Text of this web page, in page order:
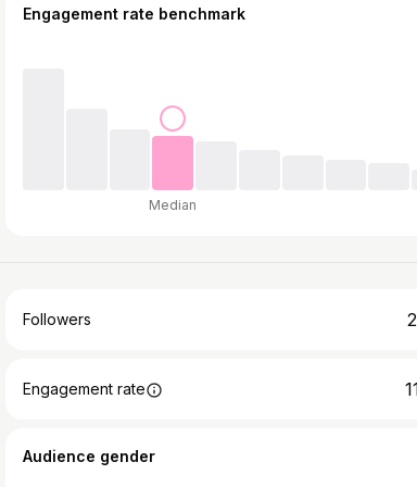
Engagement rate benchmark
Median
Followers
Engagement rate
Audience gender